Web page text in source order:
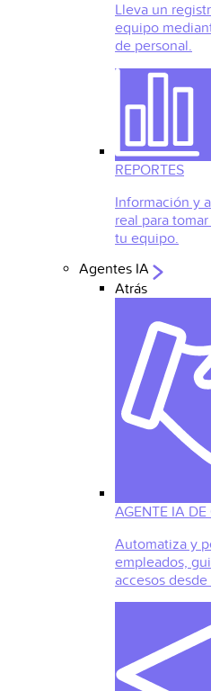
Lleva un
equipo
de personal.
REPORTES
Información y
real para
tu equipo.
Agentes IA
Atrás
AGENTE IA
Automatiza y
empleados,
accesos